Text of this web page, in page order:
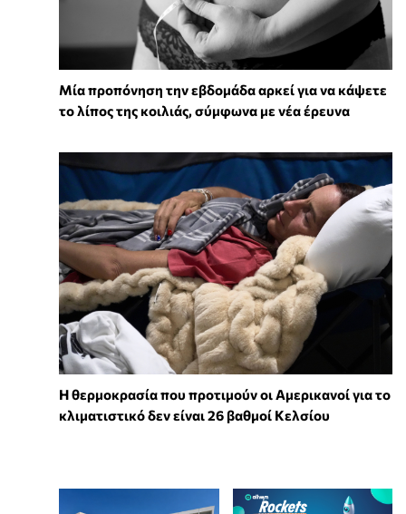
Μία προπόνηση την εβδομάδα αρκεί για να κάψετε
το λίπος της κοιλιάς, σύμφωνα με νέα έρευνα
Η θερμοκρασία που προτιμούν οι Αμερικανοί για το
κλιματιστικό δεν είναι 26 βαθμοί Κελσίου